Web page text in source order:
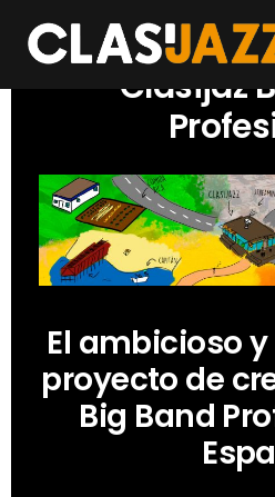
content
Clasijaz
El ambicioso
proyecto de
Big Band